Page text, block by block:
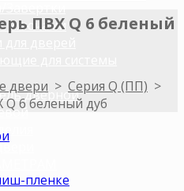
ключами
дверной
ПВХ Q 6 беленый
двери > Серия Q (ПП) >
6 беленый дуб
пленке